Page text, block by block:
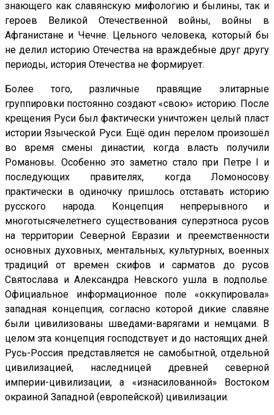
знающего как славянскую мифологию и былины, так и
героев Великой Отечественной войны, войны в
Афганистане и Чечне. Цельного человека, который бы
не делил историю Отечества на враждебные друг другу
периоды, история Отечества не формирует.
Более того, различные правящие элитарные
группировки постоянно создают «свою» историю. После
крещения Руси был фактически уничтожен целый пласт
истории Языческой Руси. Ещё один перелом произошёл
во время смены династии, когда власть получили
Романовы. Особенно это заметно стало при Петре I и
последующих правителях, когда Ломоносову
практически в одиночку пришлось отставать историю
русского народа. Концепция непрерывного и
многотысячелетнего существования суперэтноса русов
на территории Северной Евразии и преемственности
основных духовных, ментальных, культурных, военных
традиций от времен скифов и сарматов до русов
Святослава и Александра Невского ушла в подполье.
Официальное информационное поле «оккупировала»
западная концепция, согласно которой дикие славяне
были цивилизованы шведами-варягами и немцами. В
целом эта концепция господствует и до настоящих дней.
Русь-Россия представляется не самобытной, отдельной
цивилизацией, наследницей древней северной
империи-цивилизации, а «изнасилованной» Востоком
окраиной Западной (европейской) цивилизации.